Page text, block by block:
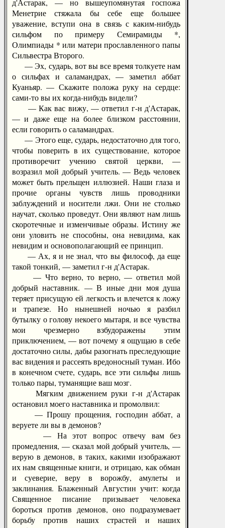
д'Астарак, — но вышеупомянутая госпожа
Менетрие стяжала бы себе еще большее
уважение, вступи она в связь с каким-нибудь
сильфом по примеру Семирамиды *,
Олимпиады * или матери прославленного папы
Сильвестра Второго.
— Эх, сударь, вот вы все время толкуете нам
о сильфах и саламандрах, — заметил аббат
Куаньяр. — Скажите положа руку на сердце:
сами-то вы их когда-нибудь видели?
— Как вас вижу, — ответил г-н д'Астарак,
— и даже еще на более близком расстоянии,
если говорить о саламандрах.
— Этого еще, сударь, недостаточно для того,
чтобы поверить в их существование, которое
противоречит учению святой церкви, —
возразил мой добрый учитель. — Ведь человек
может быть прельщен иллюзией. Наши глаза и
прочие органы чувств лишь проводники
заблуждений и носители лжи. Они не столько
научат, сколько проведут. Они являют нам лишь
скоротечные и изменчивые образы. Истину же
они уловить не способны, она невидима, как
невидим и основополагающий ее принцип.
— Ах, я и не знал, что вы философ, да еще
такой тонкий, — заметил г-н д'Астарак.
— Что верно, то верно, — ответил мой
добрый наставник. — В иные дни моя душа
теряет присущую ей легкость и влечется к ложу
и трапезе. Но нынешней ночью я разбил
бутылку о голову некоего мытаря, и все чувства
мои чрезмерно взбудоражены этим
приключением, — вот почему я ощущаю в себе
достаточно силы, дабы разогнать преследующие
вас видения и рассеять вредоносный туман. Ибо
в конечном счете, сударь, все эти сильфы лишь
только пары, туманящие ваш мозг.
Мягким движением руки г-н д'Астарак
остановил моего наставника и промолвил:
— Прошу прощения, господин аббат, а
веруете ли вы в демонов?
— На этот вопрос отвечу вам без
промедления, — сказал мой добрый учитель, —
верую в демонов, в таких, какими изображают
их нам священные книги, и отрицаю, как обман
и суеверие, веру в ворожбу, амулеты и
заклинания. Блаженный Августин учит: когда
Священное писание призывает человека
бороться против демонов, оно подразумевает
борьбу против наших страстей и наших